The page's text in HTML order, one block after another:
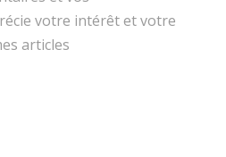
votre intérêt et votre
articles